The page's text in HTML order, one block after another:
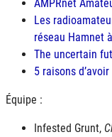
AMPRnet
Les
réseau Hamnet
The uncertain
5 raisons
Équipe :
Infested Grunt,